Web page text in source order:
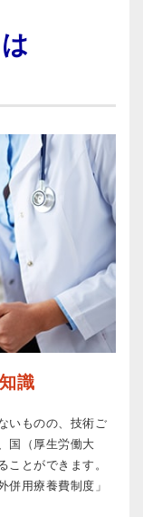
識
いものの、技術ご
国（厚生労働大
ことができます。
併用療養費制度」